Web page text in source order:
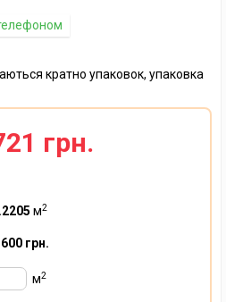
кратно упаковок, упаковка
грн.
м2
грн.
м2